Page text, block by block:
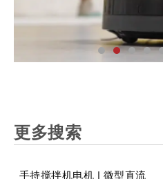
车
配
用
电
业
设
人
护
防
锁
能
设
疗
设
表
阀
车
配
用
电
业
设
人
护
防
锁
能
设
疗
设
表
阀
车
配
用
电
业
设
人
护
防
锁
能
设
疗
设
表
阀
更多搜索
手持搅拌机电机 | 微型直流